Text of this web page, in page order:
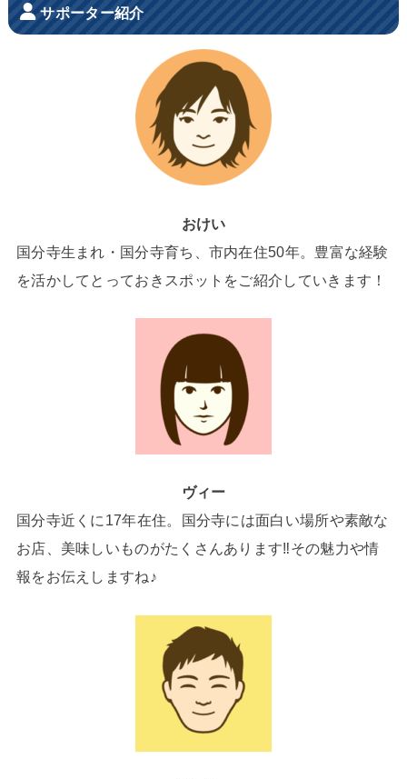
サポーター紹介
おけい
国分寺生まれ・国分寺育ち、市内在住50年。豊富な経験
を活かしてとっておきスポットをご紹介していきます！
ヴィー
国分寺近くに17年在住。国分寺には面白い場所や素敵な
お店、美味しいものがたくさんあります‼その魅力や情
報をお伝えしますね♪